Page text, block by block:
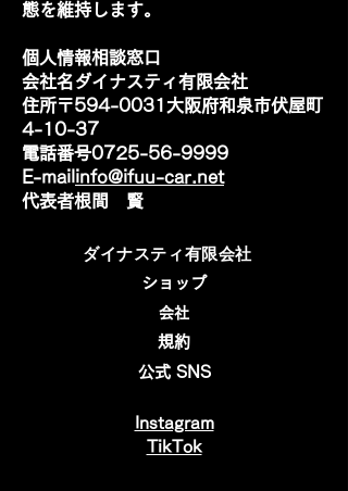
態を維持します。
個人情報相談窓口
会社名ダイナスティ有限会社
住所〒594-0031大阪府和泉市伏屋町
4-10-37
電話番号0725-56-9999
E-mail info@ifuu-car.net
代表者根間 賢
​ダイナスティ有限会社
ショップ
会社
規約
公式 SNS
Instagram
​TikTok